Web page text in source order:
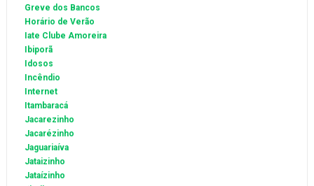
Greve dos Bancos
Horário de Verão
Iate Clube Amoreira
Ibiporã
Idosos
Incêndio
Internet
Itambaracá
Jacarezinho
Jacarézinho
Jaguariaíva
Jataizinho
Jataízinho